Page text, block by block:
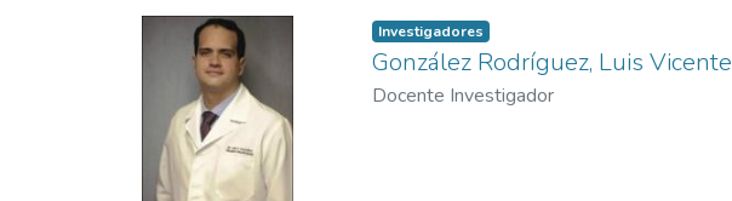
Investigadores
González Rodríguez, Luis Vicente
Docente Investigador